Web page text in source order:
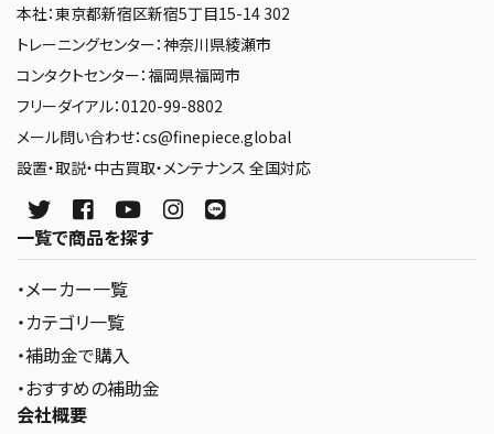
本社：東京都新宿区新宿5丁目15-14 302
トレーニングセンター：神奈川県綾瀬市
コンタクトセンター：福岡県福岡市
フリーダイアル：0120-99-8802
メール問い合わせ：cs@finepiece.global
設置・取説・中古買取・メンテナンス 全国対応
一覧で商品を探す
・メーカー一覧
・カテゴリ一覧
・補助金で購入
・おすすめの補助金
会社概要